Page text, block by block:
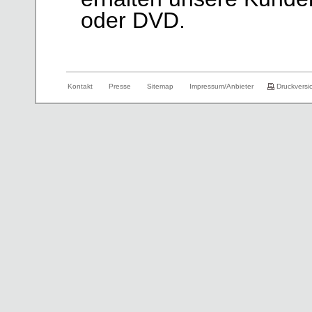
oder DVD.
Kontakt Presse Sitemap Impressum/Anbieter